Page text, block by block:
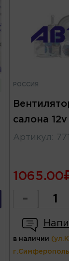
РОССИЯ
салона
Артикул :
1065.00
-
в наличии